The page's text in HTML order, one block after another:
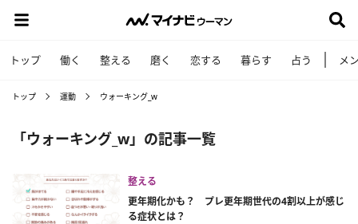
トップ 働く 整える 磨く 恋する 暮らす 占う メ
トップ 運動 ウォーキング_w
「ウォーキング_w」の記事一覧
整える
更年期化かも？ プレ更年期世代の4割以上が感じ
る症状とは？